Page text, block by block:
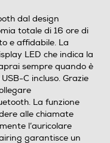
Delivery)
dal design
totale di 16 ore di
e affidabile. La
LED che indica la
sempre quando è
C incluso. Grazie
La funzione
alle chiamate
l’auricolare
garantisce un